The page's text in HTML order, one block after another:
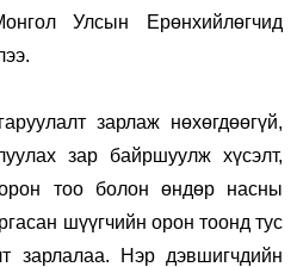
Улсын Ерөнхийлөгчид
зарлаж нөхөгдөөгүй,
зар байршуулж хүсэлт,
тоо болон өндөр насны
шүүгчийн орон тоонд тус
зарлалаа. Нэр дэвшигчдийн